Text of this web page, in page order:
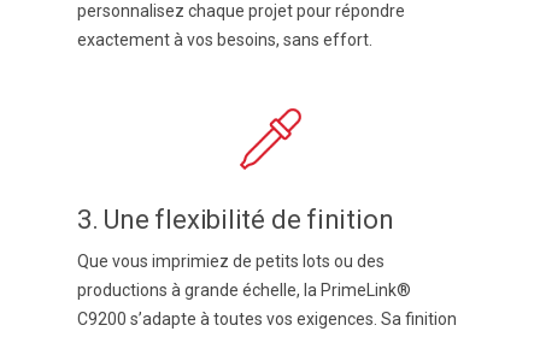
personnalisez chaque projet pour répondre
exactement à vos besoins, sans effort.
3. Une flexibilité de finition
Que vous imprimiez de petits lots ou des
productions à grande échelle, la PrimeLink®
C9200 s’adapte à toutes vos exigences. Sa finition